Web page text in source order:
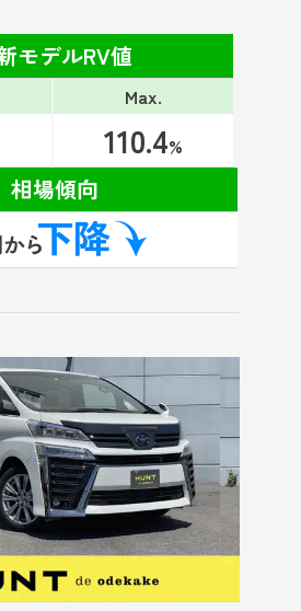
モデルRV値
Max.
110.4%
相場傾向